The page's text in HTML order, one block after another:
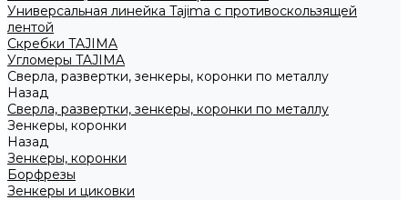
Универсальная линейка Tajima с противоскользящей
лентой
Скребки TAJIMA
Угломеры TAJIMA
Сверла, развертки, зенкеры, коронки по металлу
Назад
Сверла, развертки, зенкеры, коронки по металлу
Зенкеры, коронки
Назад
Зенкеры, коронки
Борфрезы
Зенкеры и циковки